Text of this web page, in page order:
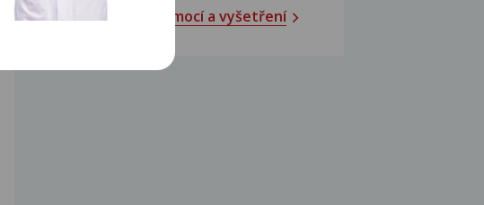
Katalog nemocí a vyšetření